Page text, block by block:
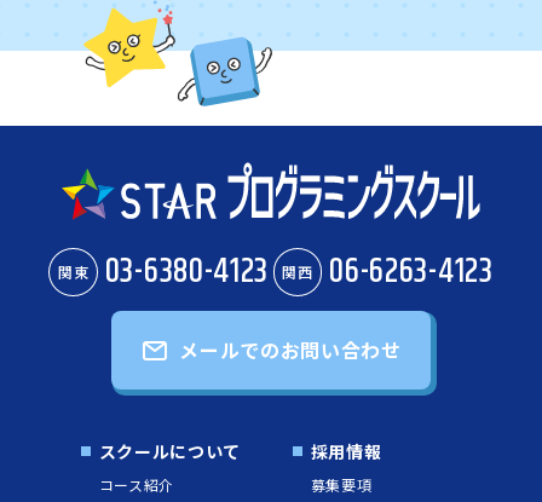
関東 03-6380-4123 関西 06-6263-4123
メールでのお問い合わせ
スクールについて
コース紹介
採用情報
募集要項